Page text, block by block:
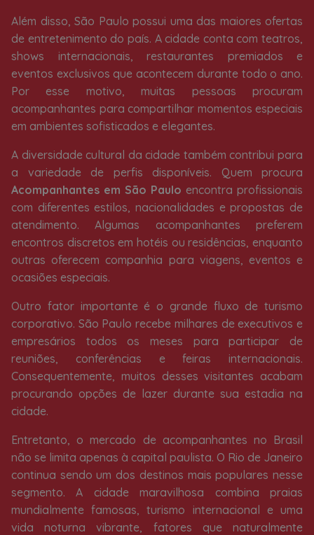
Além disso, São Paulo possui uma das maiores ofertas
de entretenimento do país. A cidade conta com teatros,
shows internacionais, restaurantes premiados e
eventos exclusivos que acontecem durante todo o ano.
Por esse motivo, muitas pessoas procuram
acompanhantes para compartilhar momentos especiais
em ambientes sofisticados e elegantes.
A diversidade cultural da cidade também contribui para
a variedade de perfis disponíveis. Quem procura
Acompanhantes em São Paulo encontra profissionais
com diferentes estilos, nacionalidades e propostas de
atendimento. Algumas acompanhantes preferem
encontros discretos em hotéis ou residências, enquanto
outras oferecem companhia para viagens, eventos e
ocasiões especiais.
Outro fator importante é o grande fluxo de turismo
corporativo. São Paulo recebe milhares de executivos e
empresários todos os meses para participar de
reuniões, conferências e feiras internacionais.
Consequentemente, muitos desses visitantes acabam
procurando opções de lazer durante sua estadia na
cidade.
Entretanto, o mercado de acompanhantes no Brasil
não se limita apenas à capital paulista. O Rio de Janeiro
continua sendo um dos destinos mais populares nesse
segmento. A cidade maravilhosa combina praias
mundialmente famosas, turismo internacional e uma
vida noturna vibrante, fatores que naturalmente